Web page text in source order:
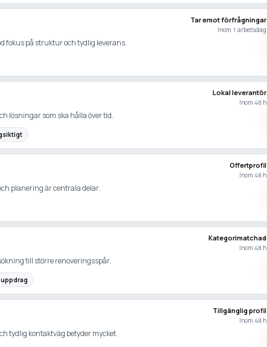
Tar emot förfrågningar
Inom 1 arbetsdag
fokus på struktur och tydlig leverans.
Lokal leverantör
Inom 48 h
lösningar som ska hålla över tid.
Offertprofil
Inom 48 h
planering är centrala delar.
Kategorimatchad
Inom 48 h
till större renoveringsspår.
Tillgänglig profil
Inom 48 h
tydlig kontaktväg betyder mycket.